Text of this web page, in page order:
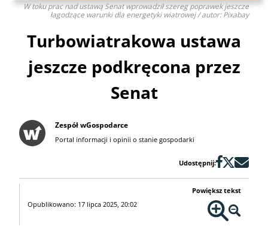
W toku prac nad ustawą Senat wprowadził szereg poprawek jeszcze
łagodzące warunki dla energetyki wiatrowej / autor: Pixabay
Turbowiatrakowa ustawa
jeszcze podkręcona przez
Senat
Zespół wGospodarce
Portal informacji i opinii o stanie gospodarki
Udostępnij:
Opublikowano: 17 lipca 2025, 20:02
Powiększ tekst